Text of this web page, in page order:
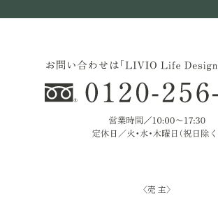
〈売 主〉